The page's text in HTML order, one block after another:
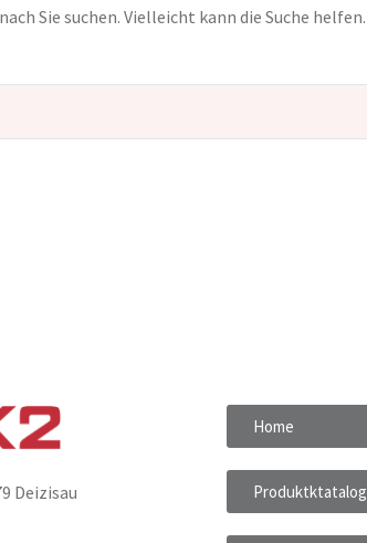
Sie suchen. Vielleicht kann die Suche helfen.
Deizisau
Home
Produktktatalog